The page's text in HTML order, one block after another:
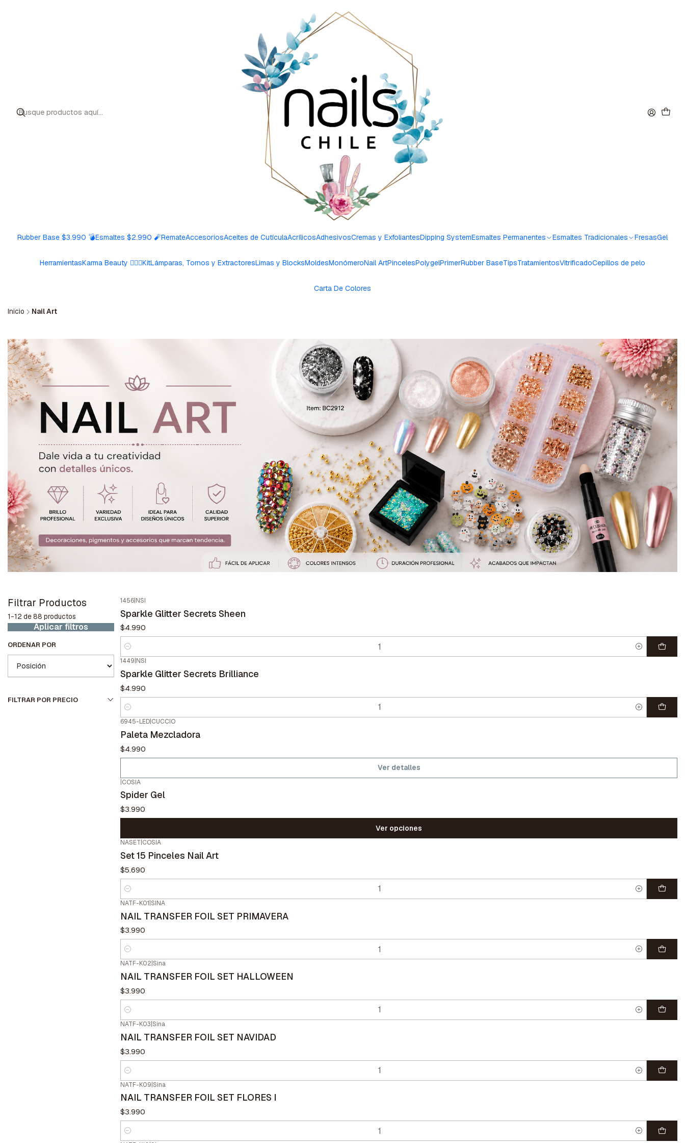
Rubber Base $3.990 💣Esmaltes $2.990 🧨RemateAccesoriosAceites de CutículaAcrílicosAdhesivosCremas y ExfoliantesDipping SystemEsmaltes Permanentes Esmaltes Tradicionales FresasGel
HerramientasKarma Beauty 🧘🏼‍♀️KitLámparas, Tornos y ExtractoresLimas y BlocksMoldesMonómeroNail ArtPincelesPolygelPrimerRubber BaseTipsTratamientosVitrificadoCepillos de pelo
Carta De Colores
Inicio Nail Art
Filtrar Productos
1-12 de 88 productos
Aplicar filtros
ORDENAR POR
FILTRAR POR PRECIO
1456 NSI
Sparkle Glitter Secrets Sheen
$4.990
Cantidad
1449 NSI
Sparkle Glitter Secrets Brilliance
$4.990
Cantidad
6945-LED CUCCIO
Paleta Mezcladora
$4.990
Ver detalles
|COSIA
Spider Gel
$3.990
Ver opciones
NASET COSIA
Set 15 Pinceles Nail Art
$5.690
Cantidad
NATF-K01 SINA
NAIL TRANSFER FOIL SET PRIMAVERA
$3.990
Cantidad
NATF-K02 Sina
NAIL TRANSFER FOIL SET HALLOWEEN
$3.990
Cantidad
NATF-K03 Sina
NAIL TRANSFER FOIL SET NAVIDAD
$3.990
Cantidad
NATF-K09|Sina
NAIL TRANSFER FOIL SET FLORES I
$3.990
Cantidad